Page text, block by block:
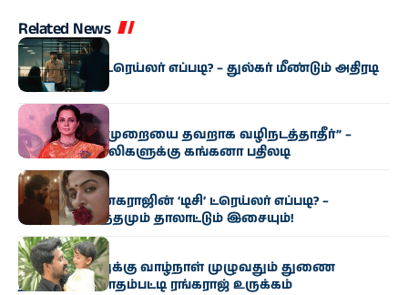
Related News
சினிமா
‘ஐ அம் கேம்’ ட்ரெய்லர் எப்படி? – துல்கர் மீண்டும் அதிரடி
‘ஆட்டம்’!
சினிமா
“இளம் தலைமுறையை தவறாக வழிநடத்தாதீர்” –
இணைய கேலிகளுக்கு கங்கனா பதிலடி
சினிமா
லோகேஷ் கனகராஜின் ‘டிசி’ ட்ரெய்லர் எப்படி? –
தெறிக்கும் ரத்தமும் தாலாட்டும் இசையும்!
சினிமா
“மகன் ராகாவுக்கு வாழ்நாள் முழுவதும் துணை
நிற்பேன்!” – மாதம்பட்டி ரங்கராஜ் உருக்கம்